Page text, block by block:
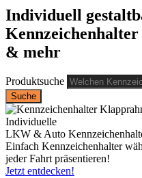
Individuell
& mehr
Produktsuche
Suche
Individuelle
LKW & Auto
Einfach Kennzeichenhalter
jeder Fahrt präsentieren!
Jetzt entdecken!